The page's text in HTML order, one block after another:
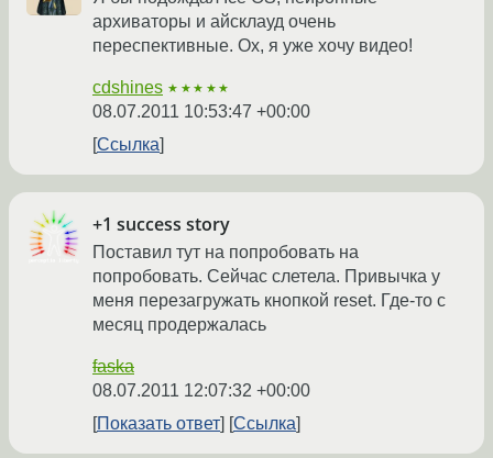
архиваторы и айсклауд очень
переспективные. Ох, я уже хочу видео!
cdshines ★★★★★
08.07.2011 10:53:47 +00:00
Ссылка
+1 success story
Поставил тут на попробовать на
попробовать. Сейчас слетела. Привычка у
меня перезагружать кнопкой reset. Где-то с
месяц продержалась
faska
08.07.2011 12:07:32 +00:00
Показать ответ
Ссылка